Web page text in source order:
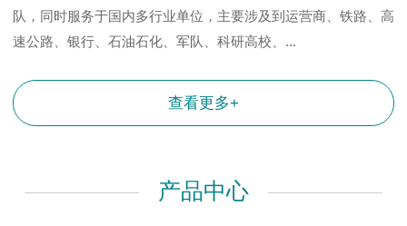
队，同时服务于国内多行业单位，主要涉及到运营商、铁路、高
速公路、银行、石油石化、军队、科研高校、...
查看更多+
产品中心